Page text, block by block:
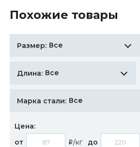
Похожие товары
Размер: Все
Длина: Все
Марка стали: Все
Цена:
от
i/кг до